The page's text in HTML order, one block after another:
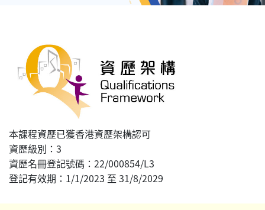
本課程資歷已獲香港資歷架構認可
資歷級別：3
資歷名冊登記號碼：22/000854/L3
登記有效期：1/1/2023 至 31/8/2029